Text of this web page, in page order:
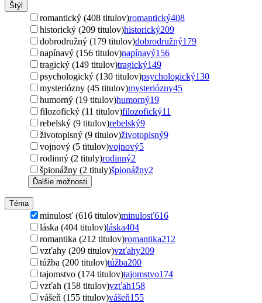
Štýl
romantický (408 titulov)romantický408
historický (209 titulov)historický209
dobrodružný (179 titulov)dobrodružný179
napínavý (156 titulov)napínavý156
tragický (149 titulov)tragický149
psychologický (130 titulov)psychologický130
mysteriózny (45 titulov)mysteriózny45
humorný (19 titulov)humorný19
filozofický (11 titulov)filozofický11
rebelský (9 titulov)rebelský9
životopisný (9 titulov)životopisný9
vojnový (5 titulov)vojnový5
rodinný (2 tituly)rodinný2
špionážny (2 tituly)špionážny2
Ďalšie možnosti
Téma
minulosť (616 titulov)minulosť616
láska (404 titulov)láska404
romantika (212 titulov)romantika212
vzťahy (209 titulov)vzťahy209
túžba (200 titulov)túžba200
tajomstvo (174 titulov)tajomstvo174
vzťah (158 titulov)vzťah158
vášeň (155 titulov)vášeň155